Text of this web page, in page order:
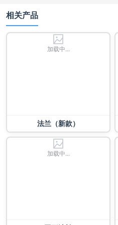
相关产品
加载中...
法兰（新款）
加载中...